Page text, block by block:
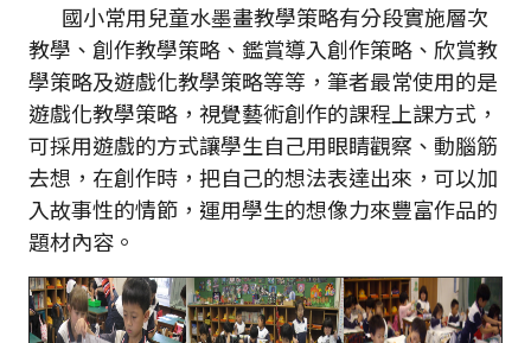
國小常用兒童水墨畫教學策略有分段實施層次
教學、創作教學策略、鑑賞導入創作策略、欣賞教
學策略及遊戲化教學策略等等，筆者最常使用的是
遊戲化教學策略，視覺藝術創作的課程上課方式，
可採用遊戲的方式讓學生自己用眼睛觀察、動腦筋
去想，在創作時，把自己的想法表達出來，可以加
入故事性的情節，運用學生的想像力來豐富作品的
題材內容。